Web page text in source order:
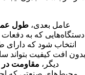
عامل بعدی، طول
دستگاه‌هایی که به دفعات
انتخاب شود که دارای
بدون افت کیفیت بتواند
دیگر، مقاومت در